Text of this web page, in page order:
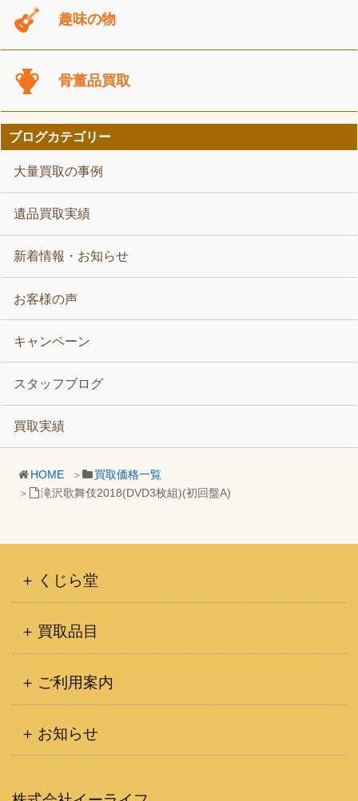
HOME
買取価格一覧
滝沢歌舞伎2018(DVD3枚組)(初回盤A)
趣味の物
骨董品買取
ブログカテゴリー
大量買取の事例
遺品買取実績
新着情報・お知らせ
お客様の声
キャンペーン
スタッフブログ
買取実績
くじら堂
買取品目
ご利用案内
お知らせ